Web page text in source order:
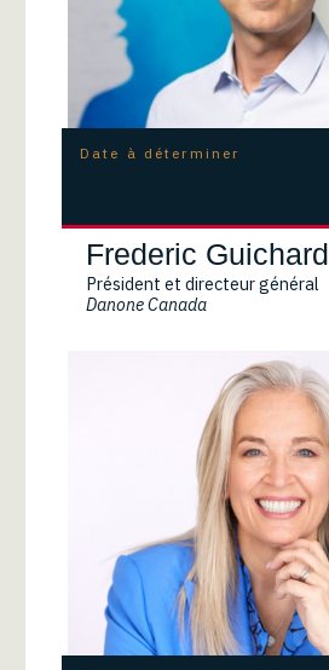
Date à déterminer
Frederic Guichard
Président et directeur général
Danone Canada